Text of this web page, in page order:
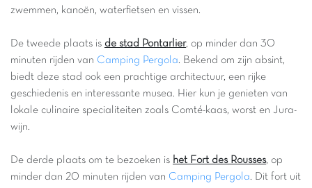
zwemmen, kanoën, waterfietsen en vissen.
De tweede plaats is de stad Pontarlier, op minder dan 30
minuten rijden van Camping Pergola. Bekend om zijn absint,
biedt deze stad ook een prachtige architectuur, een rijke
geschiedenis en interessante musea. Hier kun je genieten van
lokale culinaire specialiteiten zoals Comté-kaas, worst en Jura-
wijn.
De derde plaats om te bezoeken is het Fort des Rousses, op
minder dan 20 minuten rijden van Camping Pergola. Dit fort uit